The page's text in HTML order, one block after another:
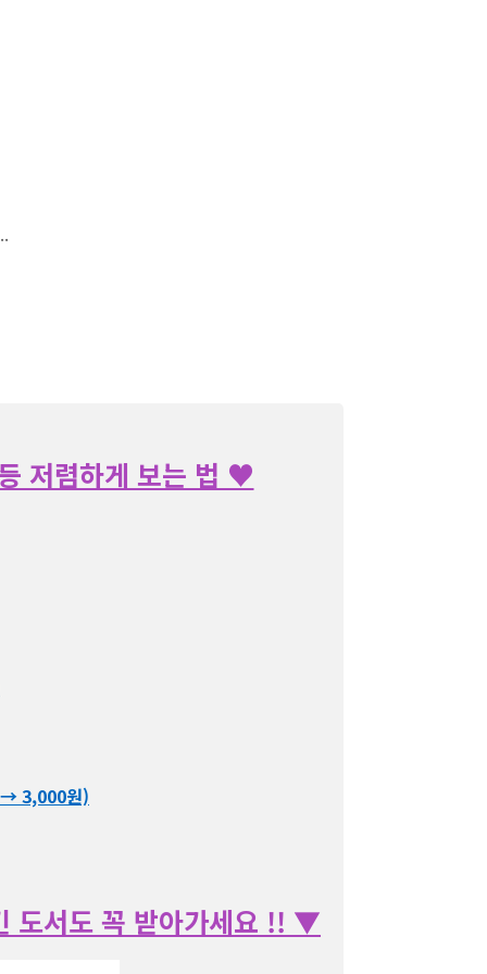
저렴하게 보는 법 ♥
→ 3,000원)
도서도 꼭 받아가세요 !! ▼